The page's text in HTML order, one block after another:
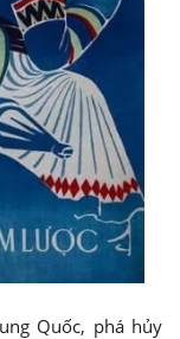
Quốc, phá hủy